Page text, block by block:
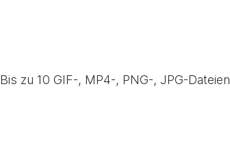
Bis zu 10 GIF-, MP4-, PNG-, JPG-Dateien